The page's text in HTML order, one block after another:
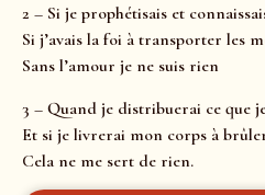
2 – Si je prophétisais et
Si j’avais la foi à transporter les
Sans l’amour je ne suis rien
3 – Quand je distribuerai ce que
Et si je livrerai mon corps à
Cela ne me sert de rien.